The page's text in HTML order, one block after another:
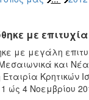
με επιτυχία
με μεγάλη
και Νέα
Εταιρία Κρητικών
ώς 4 Νοεμβρίου